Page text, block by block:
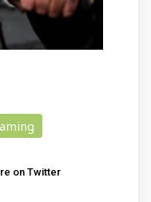
on Twitter